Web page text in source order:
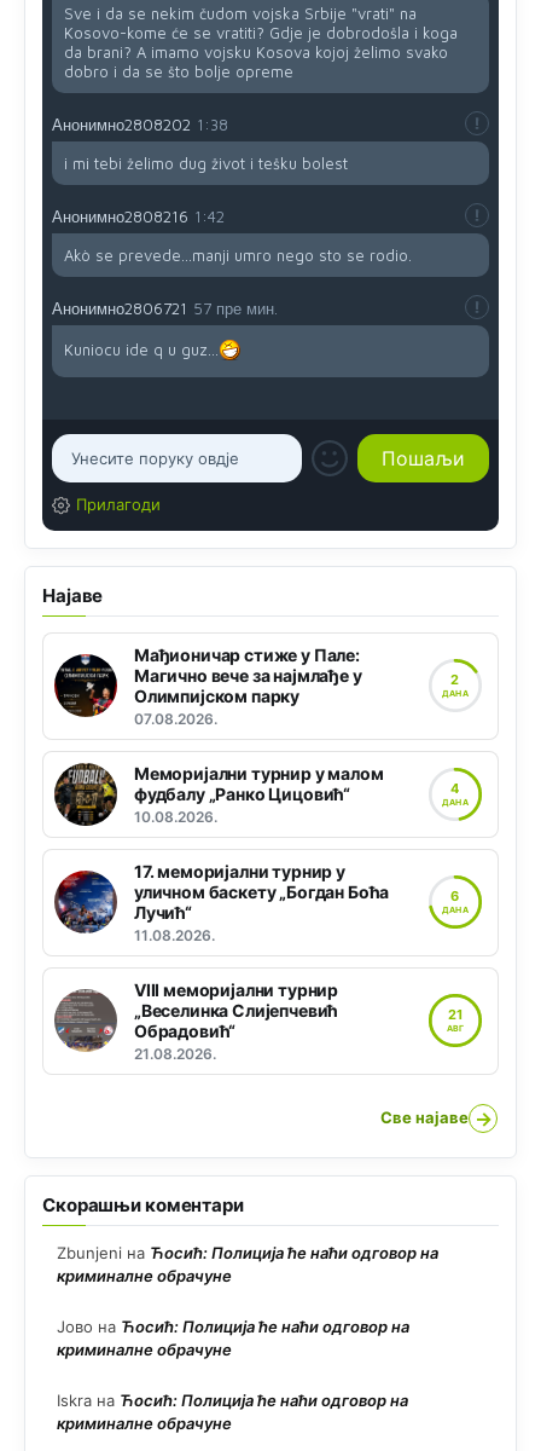
Sve i da se nekim čudom vojska Srbije "vrati" na
Kosovo-kome će se vratiti? Gdje je dobrodošla i koga
da brani? A imamo vojsku Kosova kojoj želimo svako
dobro i da se što bolje opreme
Анонимно2808202 1:38
i mi tebi želimo dug život i tešku bolest
Анонимно2808216 1:42
Akò se prevede...manji umro nego sto se rodio.
Анонимно2806721 57 пре мин.
Kuniocu ide q u guz...
Прилагоди
Најаве
Мађионичар стиже у Пале:
Магично вече за најмлађе у
Олимпијском парку
07.08.2026.
2
ДАНА
Меморијални турнир у малом
фудбалу „Ранко Цицовић“
10.08.2026.
4
ДАНА
17. меморијални турнир у
уличном баскету „Богдан Боћа
Лучић“
11.08.2026.
6
ДАНА
VIII меморијални турнир
„Веселинка Слијепчевић
Обрадовић“
21.08.2026.
21
АВГ
Све најаве →
Скорашњи коментари
Zbunjeni на Ћосић: Полиција ће наћи одговор на
криминалне обрачуне
Јово на Ћосић: Полиција ће наћи одговор на
криминалне обрачуне
Iskra на Ћосић: Полиција ће наћи одговор на
криминалне обрачуне